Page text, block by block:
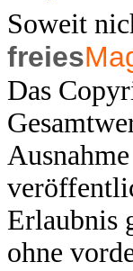
Soweit
freies
Das
Erlaubnis
ohne